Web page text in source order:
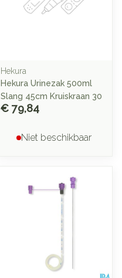
Hekura
Hekura Urinezak 500ml
Slang 45cm Kruiskraan 30
€ 79,84
Niet beschikbaar